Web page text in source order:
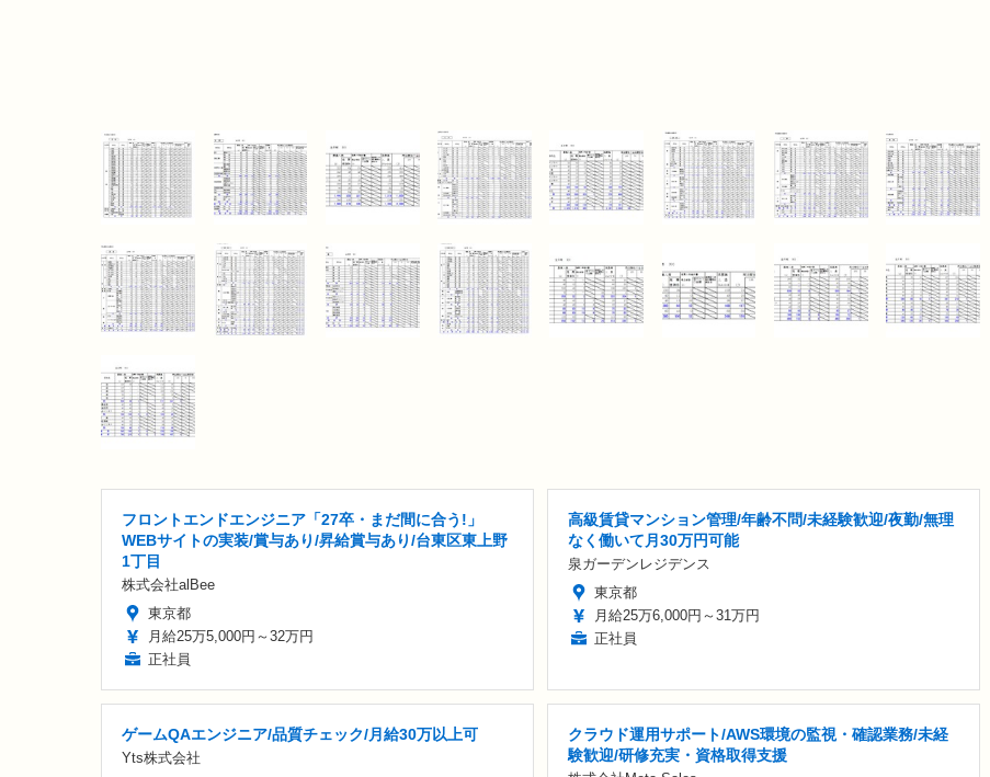
フロントエンドエンジニア「27卒・まだ間に合う!」
WEBサイトの実装/賞与あり/昇給賞与あり/台東区東上野
1丁目
株式会社alBee
東京都
月給25万5,000円～32万円
正社員
高級賃貸マンション管理/年齢不問/未経験歓迎/夜勤/無理
なく働いて月30万円可能
泉ガーデンレジデンス
東京都
月給25万6,000円～31万円
正社員
ゲームQAエンジニア/品質チェック/月給30万以上可
Yts株式会社
クラウド運用サポート/AWS環境の監視・確認業務/未経
験歓迎/研修充実・資格取得支援